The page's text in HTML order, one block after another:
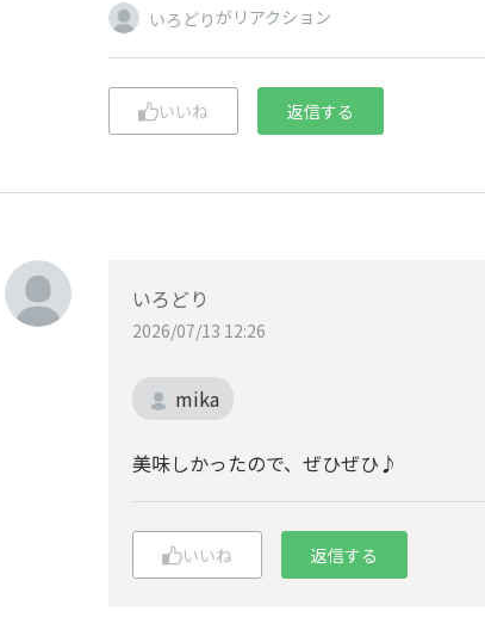
いろどり がリアクション
いいね 返信する
いろどり
2026/07/13 12:26
mika
美味しかったので、ぜひぜひ♪
いいね 返信する